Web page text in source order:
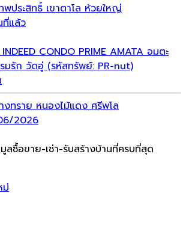
ประสิทธิ์ เขาตาโล ห้วยใหญ่
ที่แล้ว
CONDO PRIME AMATA อมตะ
มรัก วัดอู่ (รหัสทรัพย์: PR-nut)
งทราย หนองไม้แดง ศรีพโล
2026
ลซื้อขาย-เช่า-รับสร้างบ้านที่ครบที่สุด
ม่